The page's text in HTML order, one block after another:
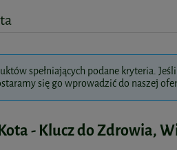
spełniających podane kryteria.
się go wprowadzić do naszej
- Klucz do Zdrowia,